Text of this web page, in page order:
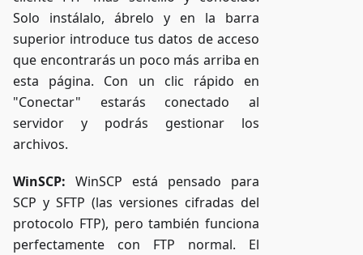
Solo instálalo, ábrelo y en la barra
superior introduce tus datos de acceso
que encontrarás un poco más arriba en
esta página. Con un clic rápido en
"Conectar" estarás conectado al
servidor y podrás gestionar los
archivos.
WinSCP: WinSCP está pensado para
SCP y SFTP (las versiones cifradas del
protocolo FTP), pero también funciona
perfectamente con FTP normal. El